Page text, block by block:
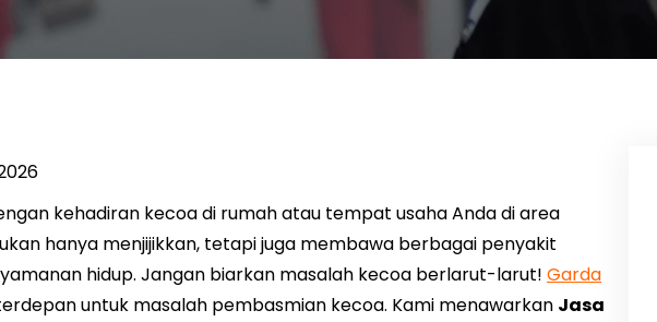
kehadiran kecoa di rumah atau tempat usaha Anda di area
hanya menjijikkan, tetapi juga membawa berbagai penyakit
hidup. Jangan biarkan masalah kecoa berlarut-larut! Garda
untuk masalah pembasmian kecoa. Kami menawarkan Jasa